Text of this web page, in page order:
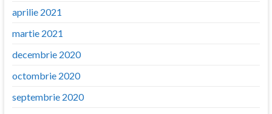
aprilie 2021
martie 2021
decembrie 2020
octombrie 2020
septembrie 2020